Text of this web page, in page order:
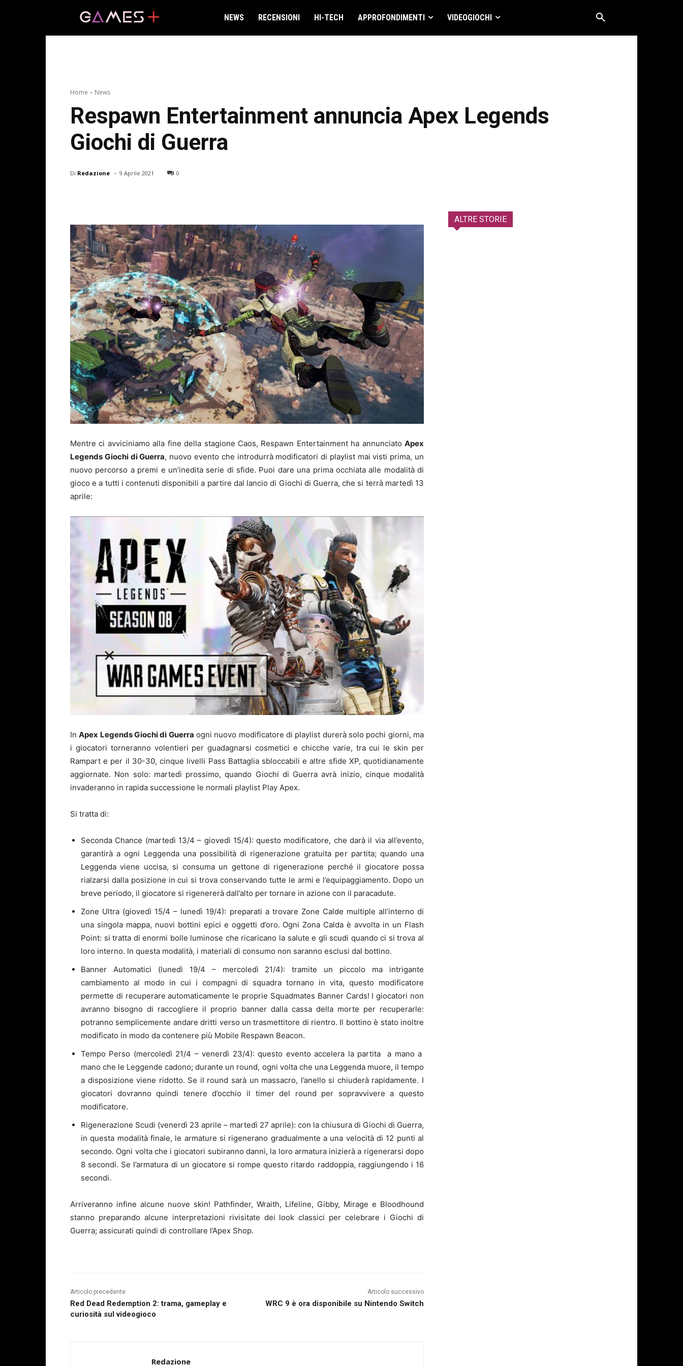
NEWS RECENSIONI HI-TECH APPROFONDIMENTI VIDEOGIOCHI
Home News
Respawn Entertainment annuncia Apex Legends
Giochi di Guerra
Di Redazione - 9 Aprile 2021 0
Mentre ci avviciniamo alla fine della stagione Caos, Respawn Entertainment ha annunciato Apex
Legends Giochi di Guerra, nuovo evento che introdurrà modificatori di playlist mai visti prima, un
nuovo percorso a premi e un’inedita serie di sfide. Puoi dare una prima occhiata alle modalità di
gioco e a tutti i contenuti disponibili a partire dal lancio di Giochi di Guerra, che si terrà martedì 13
aprile:
InApex Legends Giochi di Guerra ogni nuovo modificatore di playlist durerà solo pochi giorni, ma
i giocatori torneranno volentieri per guadagnarsi cosmetici e chicche varie, tra cui le skin per
Rampart e per il 30-30, cinque livelli Pass Battaglia sbloccabili e altre sfide XP, quotidianamente
aggiornate. Non solo: martedì prossimo, quando Giochi di Guerra avrà inizio, cinque modalità
invaderanno in rapida successione le normali playlist Play Apex.
Si tratta di:
Seconda Chance (martedì 13/4 – giovedì 15/4): questo modificatore, che darà il via all’evento,
garantirà a ogni Leggenda una possibilità di rigenerazione gratuita per partita; quando una
Leggenda viene uccisa, si consuma un gettone di rigenerazione perché il giocatore possa
rialzarsi dalla posizione in cui si trova conservando tutte le armi e l’equipaggiamento. Dopo un
breve periodo, il giocatore si rigenererà dall’alto per tornare in azione con il paracadute.
Zone Ultra (giovedì 15/4 – lunedì 19/4): preparati a trovare Zone Calde multiple all’interno di
una singola mappa, nuovi bottini epici e oggetti d’oro. Ogni Zona Calda è avvolta in un Flash
Point: si tratta di enormi bolle luminose che ricaricano la salute e gli scudi quando ci si trova al
loro interno. In questa modalità, i materiali di consumo non saranno esclusi dal bottino.
Banner Automatici (lunedì 19/4 – mercoledì 21/4): tramite un piccolo ma intrigante
cambiamento al modo in cui i compagni di squadra tornano in vita, questo modificatore
permette di recuperare automaticamente le proprie Squadmates Banner Cards! I giocatori non
avranno bisogno di raccogliere il proprio banner dalla cassa della morte per recuperarle:
potranno semplicemente andare dritti verso un trasmettitore di rientro. Il bottino è stato inoltre
modificato in modo da contenere più Mobile Respawn Beacon.
Tempo Perso (mercoledì 21/4 – venerdì 23/4): questo evento accelera la partita a mano a
mano che le Leggende cadono; durante un round, ogni volta che una Leggenda muore, il tempo
a disposizione viene ridotto. Se il round sarà un massacro, l’anello si chiuderà rapidamente. I
giocatori dovranno quindi tenere d’occhio il timer del round per sopravvivere a questo
modificatore.
Rigenerazione Scudi (venerdì 23 aprile – martedì 27 aprile): con la chiusura di Giochi di Guerra,
in questa modalità finale, le armature si rigenerano gradualmente a una velocità di 12 punti al
secondo. Ogni volta che i giocatori subiranno danni, la loro armatura inizierà a rigenerarsi dopo
8 secondi. Se l’armatura di un giocatore si rompe questo ritardo raddoppia, raggiungendo i 16
secondi.
Arriveranno infine alcune nuove skin! Pathfinder, Wraith, Lifeline, Gibby, Mirage e Bloodhound
stanno preparando alcune interpretazioni rivisitate dei look classici per celebrare i Giochi di
Guerra; assicurati quindi di controllare l’Apex Shop.
Articolo precedente
Red Dead Redemption 2: trama, gameplay e
curiosità sul videogioco
Articolo successivo
WRC 9 è ora disponibile su Nintendo Switch
Redazione
ALTRE STORIE